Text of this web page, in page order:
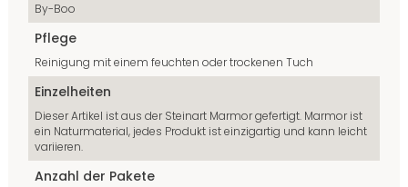
By-Boo
Pflege
Reinigung mit einem feuchten oder trockenen Tuch
Einzelheiten
Dieser Artikel ist aus der Steinart Marmor gefertigt. Marmor ist
ein Naturmaterial, jedes Produkt ist einzigartig und kann leicht
variieren.
Anzahl der Pakete